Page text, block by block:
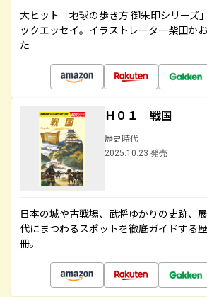
大ヒット「地球の歩き方 御朱印シリーズ
ックエッセイ。イラストレーター柴田か
た
Ｈ０１ 戦国
歴史時代
2025.10.23 発売
日本の城や古戦場、武将ゆかりの史跡、
代にまつわるスポットを徹底ガイドする
冊。